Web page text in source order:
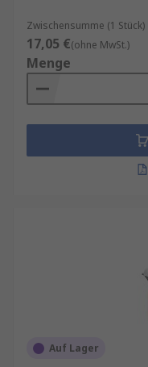
Zwischensumme (1 Stück)
17,05 €(ohne MwSt.)
Menge
Auf Lager